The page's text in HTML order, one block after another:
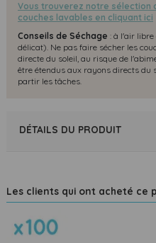
Vous trouverez notre sélection
couches lavables en cliquant ici
Conseils de Séchage : à l'air
délicat). Ne pas faire sécher les
directe du soleil, au risque de
être étendus aux rayons directs du
partir les tâches.
DÉTAILS DU PRODUIT
Les clients qui ont acheté ce